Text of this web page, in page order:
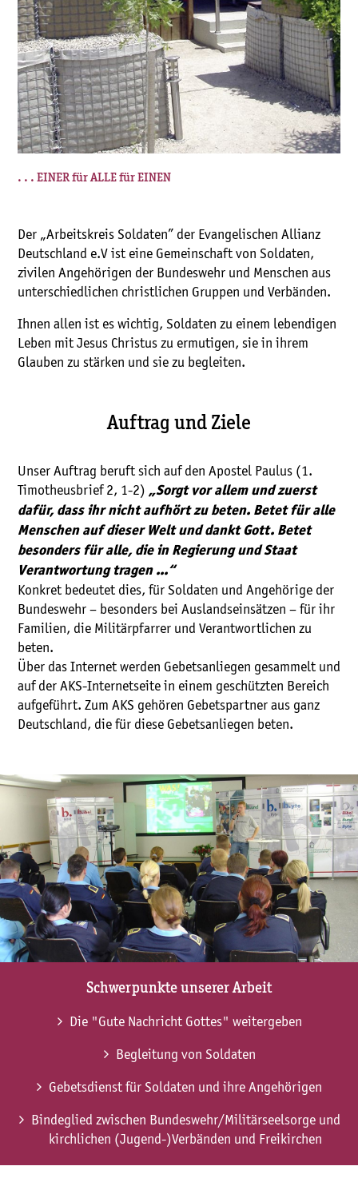
. . . EINER für ALLE für EINEN
Der „Arbeitskreis Soldaten” der Evangelischen Allianz
Deutschland e.V ist eine Gemeinschaft von Soldaten,
zivilen Angehörigen der Bundeswehr und Menschen aus
unterschiedlichen christlichen Gruppen und Verbänden.
Ihnen allen ist es wichtig, Soldaten zu einem lebendigen
Leben mit Jesus Christus zu ermutigen, sie in ihrem
Glauben zu stärken und sie zu begleiten.
Auftrag und Ziele
Unser Auftrag beruft sich auf den Apostel Paulus (1.
Timotheusbrief 2, 1-2) „Sorgt vor allem und zuerst
dafür, dass ihr nicht aufhört zu beten. Betet für alle
Menschen auf dieser Welt und dankt Gott. Betet
besonders für alle, die in Regierung und Staat
Verantwortung tragen ...“
Konkret bedeutet dies, für Soldaten und Angehörige der
Bundeswehr – besonders bei Auslandseinsätzen – für ihr
Familien, die Militärpfarrer und Verantwortlichen zu
beten.
Über das Internet werden Gebetsanliegen gesammelt und
auf der AKS-Internetseite in einem geschützten Bereich
aufgeführt. Zum AKS gehören Gebetspartner aus ganz
Deutschland, die für diese Gebetsanliegen beten.
Schwerpunkte unserer Arbeit
Die "Gute Nachricht Gottes" weitergeben
Begleitung von Soldaten
Gebetsdienst für Soldaten und ihre Angehörigen
Bindeglied zwischen Bundeswehr/Militärseelsorge und
kirchlichen (Jugend-)Verbänden und Freikirchen